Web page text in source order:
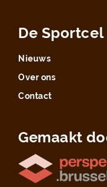
De Sportcel
Nieuws
Over ons
Contact
Gemaakt